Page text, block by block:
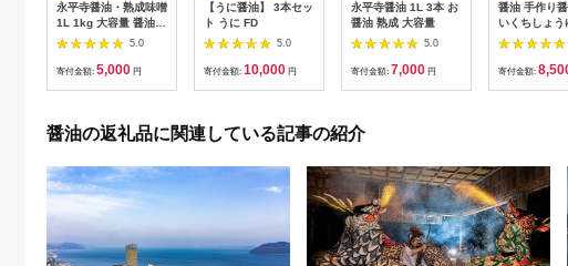
永平寺醤油・熟成味噌
1L 1kg 大容量 醤油
味噌
5.0
寄付金額: 5,000 円
【うに醤油】 3本セッ
ト うに FD
5.0
寄付金額: 10,000 円
永平寺醤油 1L 3本 お
醤油 熟成 大容量
5.0
寄付金額: 7,000 円
醤油 手作り
いくちしょ
入り 醤油 しょ
いくち 手作り
寄付金額:
醤油の返礼品に関連している記事の紹介